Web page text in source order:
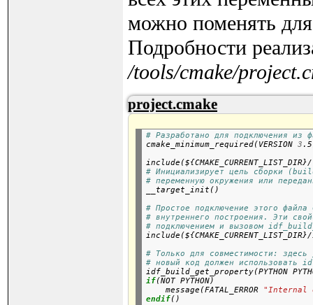
можно поменять для
Подробности
/tools/cmake/
project.cmake
# Разработано для подключения
cmake_minimum_required(VERSION 3
# Инициализирует цель сборки
# переменную окружения или
__target_init()
# Простое подключение этого файла
# внутреннего построения. Эти
# подключением и вызовом
# Только для совместимости: здесь
# новый код должен использовать
idf_build_get_property(PYTHON
if(NOT PYTHON)
    message(FATAL_ERROR
"Internal
endif()